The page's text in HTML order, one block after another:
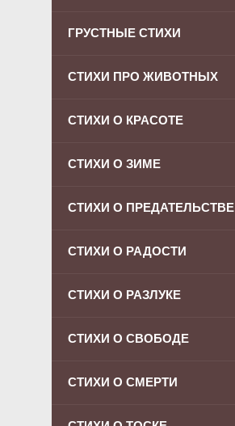
ГРУСТНЫЕ СТИХИ
СТИХИ ПРО ЖИВОТНЫХ
СТИХИ О КРАСОТЕ
СТИХИ О ЗИМЕ
СТИХИ О ПРЕДАТЕЛЬСТВЕ
СТИХИ О РАДОСТИ
СТИХИ О РАЗЛУКЕ
СТИХИ О СВОБОДЕ
СТИХИ О СМЕРТИ